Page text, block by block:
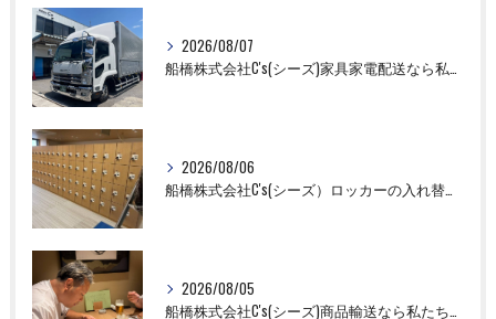
2026/08/07
2026/08/06
船橋株式会社C's(シーズ）ロッカーの入れ替え作業も全国対応お任せ下さい！
2026/08/05